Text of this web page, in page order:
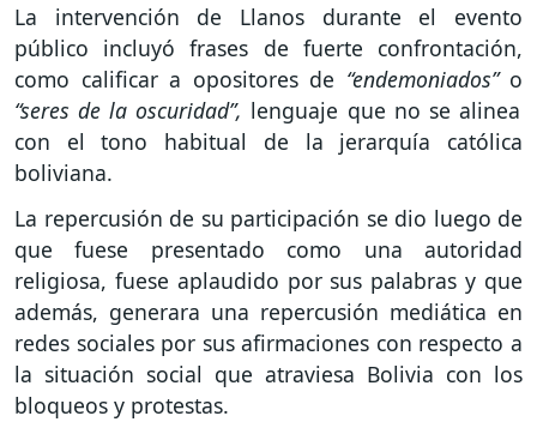
La intervención de Llanos durante el evento
público incluyó frases de fuerte confrontación,
como calificar a opositores de “endemoniados”o
“seres de la oscuridad”, lenguaje que no se alinea
con el tono habitual de la jerarquía católica
boliviana.
La repercusión de su participación se dio luego de
que fuese presentado como una autoridad
religiosa, fuese aplaudido por sus palabras y que
además, generara una repercusión mediática en
redes sociales por sus afirmaciones con respecto a
la situación social que atraviesa Bolivia con los
bloqueos y protestas.